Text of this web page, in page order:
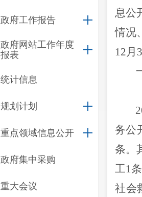
政府工作报告
政府网站工作年度
报表
统计信息
规划计划
重点领域信息公开
政府集中采购
重大会议
息公
情况
12月
务公
条。
工1
社会